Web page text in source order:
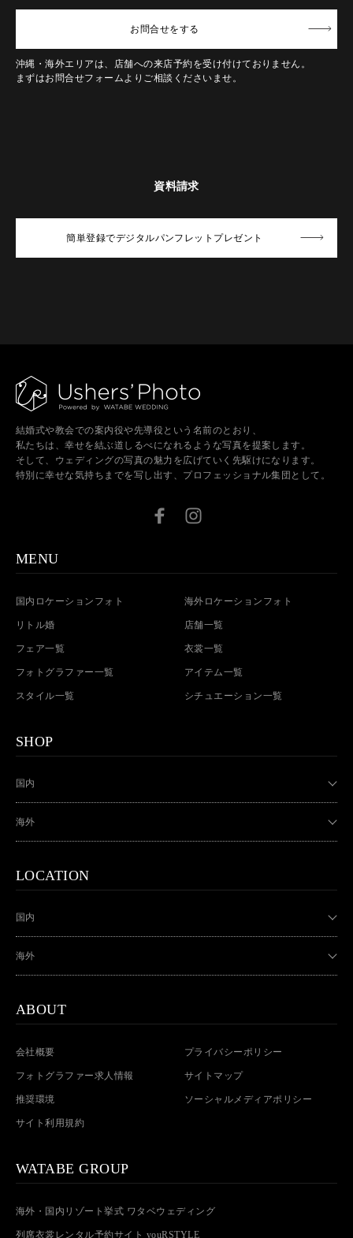
お問合せをする
沖縄・海外エリアは、店舗への来店予約を受け付けておりません。
まずはお問合せフォームよりご相談くださいませ。
資料請求
簡単登録でデジタルパンフレットプレゼント
結婚式や教会での案内役や先導役という名前のとおり、
私たちは、幸せを結ぶ道しるべになれるような写真を提案します。
そして、ウェディングの写真の魅力を広げていく先駆けになります。
特別に幸せな気持ちまでを写し出す、プロフェッショナル集団として。
MENU
国内ロケーションフォト 海外ロケーションフォト
リトル婚 店舗一覧
フェア一覧 衣裳一覧
フォトグラファー一覧 アイテム一覧
スタイル一覧 シチュエーション一覧
SHOP
国内
海外
LOCATION
国内
海外
ABOUT
会社概要 プライバシーポリシー
フォトグラファー求人情報 サイトマップ
推奨環境 ソーシャルメディアポリシー
サイト利用規約
WATABE GROUP
海外・国内リゾート挙式 ワタベウェディング
列席衣裳レンタル予約サイト youRSTYLE